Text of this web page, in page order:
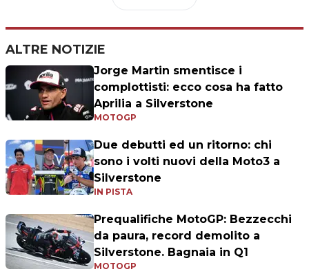
ALTRE NOTIZIE
Jorge Martin smentisce i
complottisti: ecco cosa ha fatto
Aprilia a Silverstone
MOTOGP
Due debutti ed un ritorno: chi
sono i volti nuovi della Moto3 a
Silverstone
IN PISTA
Prequalifiche MotoGP: Bezzecchi
da paura, record demolito a
Silverstone. Bagnaia in Q1
MOTOGP